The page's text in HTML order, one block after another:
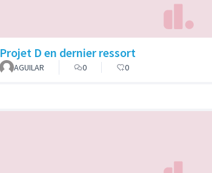
Projet D en dernier ressort
AGUILAR 0 0